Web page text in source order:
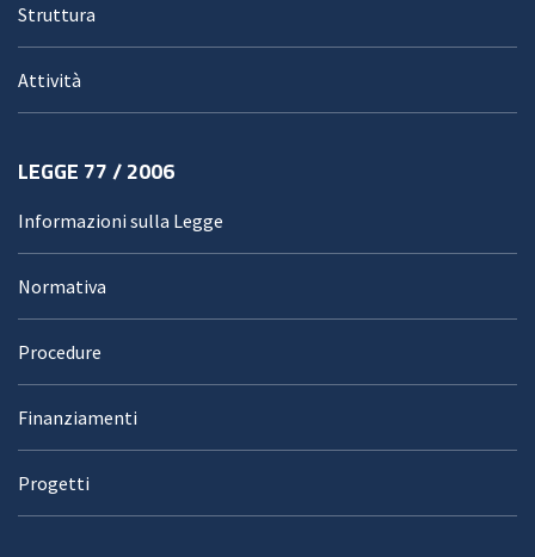
Struttura
Attività
LEGGE 77 / 2006
Informazioni sulla Legge
Normativa
Procedure
Finanziamenti
Progetti